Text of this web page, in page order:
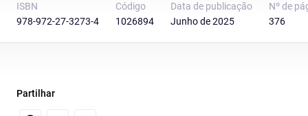
ISBN
978-972-27-3273-4
Código
1026894
Data de publicação
Junho de 2025
Nº de
376
Partilhar